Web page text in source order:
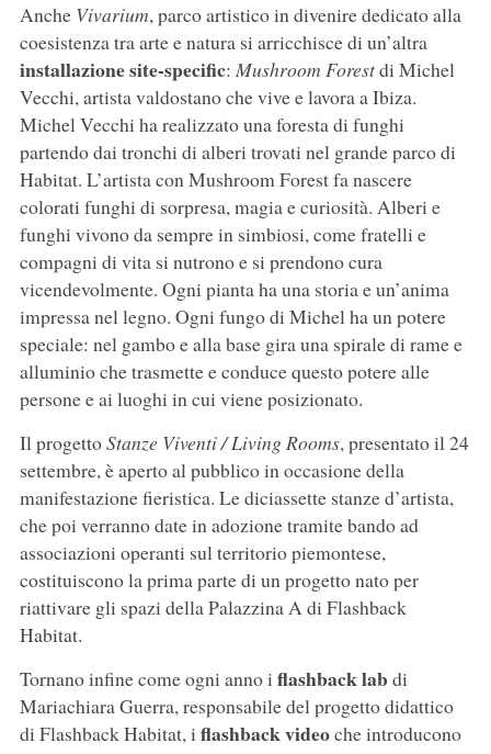
AncheVivarium, parco artistico in divenire dedicato alla
coesistenza tra arte e natura si arricchisce di un’altra
installazione site-specific: Mushroom Forestdi Michel
Vecchi, artista valdostano che vive e lavora a Ibiza.
Michel Vecchi ha realizzato una foresta di funghi
partendo dai tronchi di alberi trovati nel grande parco di
Habitat. L’artista con Mushroom Forest fa nascere
colorati funghi di sorpresa, magia e curiosità. Alberi e
funghi vivono da sempre in simbiosi, come fratelli e
compagni di vita si nutrono e si prendono cura
vicendevolmente. Ogni pianta ha una storia e un’anima
impressa nel legno. Ogni fungo di Michel ha un potere
speciale: nel gambo e alla base gira una spirale di rame e
alluminio che trasmette e conduce questo potere alle
persone e ai luoghi in cui viene posizionato.
Il progettoStanze Viventi / Living Rooms, presentato il 24
settembre, è aperto al pubblico in occasione della
manifestazione fieristica. Le diciassette stanze d’artista,
che poi verranno date in adozione tramite bando ad
associazioni operanti sul territorio piemontese,
costituiscono la prima parte di un progetto nato per
riattivare gli spazi della Palazzina A di Flashback
Habitat.
Tornano infine come ogni anno i flashback lab di
Mariachiara Guerra, responsabile del progetto didattico
di Flashback Habitat, i flashback videoche introducono